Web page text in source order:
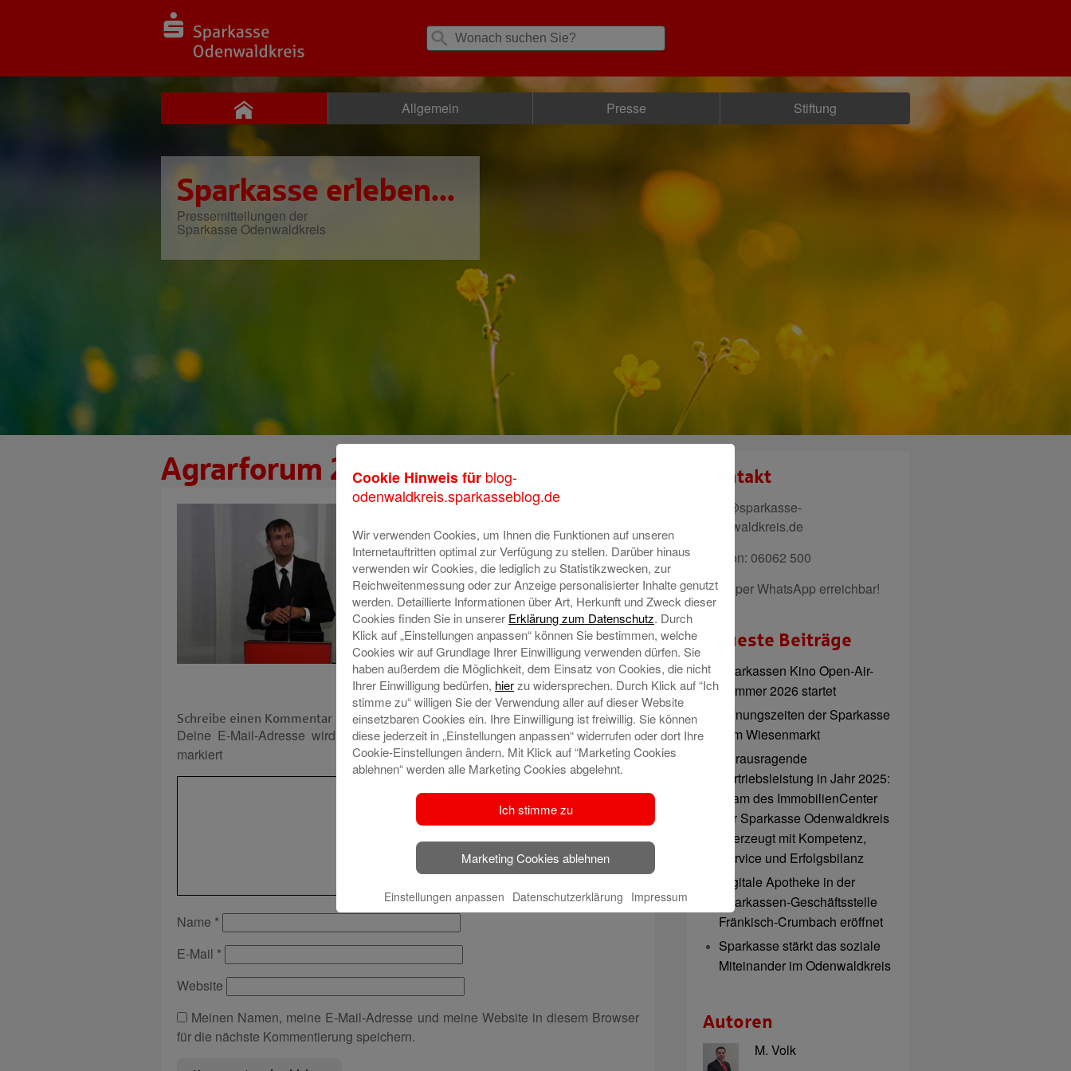
Allgemein Presse Stiftung
Sparkasse erleben...
Pressemitteilungen der
Sparkasse Odenwaldkreis
Agrarforum 2015
Schreibe einen Kommentar
Deine E-Mail-Adresse wird nicht veröffentlicht. Erforderliche Felder sind mit*
markiert
Name *
E-Mail *
Website
Meinen Namen, meine E-Mail-Adresse und meine Website in diesem Browser
für die nächste Kommentierung speichern.
Kontakt
mail@sparkasse-
odenwaldkreis.de
Telefon: 06062 500
Auch per WhatsApp erreichbar!
Neueste Beiträge
Sparkassen Kino Open-Air-
Sommer 2026 startet
Öffnungszeiten der Sparkasse
zum Wiesenmarkt
Herausragende
Vertriebsleistung in Jahr 2025:
Team des ImmobilienCenter
der Sparkasse Odenwaldkreis
überzeugt mit Kompetenz,
Service und Erfolgsbilanz
Digitale Apotheke in der
Sparkassen-Geschäftsstelle
Fränkisch-Crumbach eröffnet
Sparkasse stärkt das soziale
Miteinander im Odenwaldkreis
Autoren
M. Volk
Cookie Hinweis für blog-
odenwaldkreis.sparkasseblog.de
Wir verwenden Cookies, um Ihnen die Funktionen auf unseren
Internetauftritten optimal zur Verfügung zu stellen. Darüber hinaus
verwenden wir Cookies, die lediglich zu Statistikzwecken, zur
Reichweitenmessung oder zur Anzeige personalisierter Inhalte genutzt
werden. Detaillierte Informationen über Art, Herkunft und Zweck dieser
Cookies finden Sie in unserer Erklärung zum Datenschutz. Durch
Klick auf „Einstellungen anpassen“ können Sie bestimmen, welche
Cookies wir auf Grundlage Ihrer Einwilligung verwenden dürfen. Sie
haben außerdem die Möglichkeit, dem Einsatz von Cookies, die nicht
Ihrer Einwilligung bedürfen, hierzu widersprechen. Durch Klick auf “Ich
stimme zu“ willigen Sie der Verwendung aller auf dieser Website
einsetzbaren Cookies ein. Ihre Einwilligung ist freiwillig. Sie können
diese jederzeit in „Einstellungen anpassen“ widerrufen oder dort Ihre
Cookie-Einstellungen ändern. Mit Klick auf “Marketing Cookies
ablehnen“ werden alle Marketing Cookies abgelehnt.
Ich stimme zu
Marketing Cookies ablehnen
Einstellungen anpassen Datenschutzerklärung Impressum